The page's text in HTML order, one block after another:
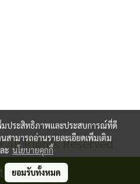
นตะกร้าสินค้า
Rights Reserved
นี้
มประสิทธิภาพและประสบการณ์ที่ดี
สามารถอ่านรายละเอียดเพิ่มเติม
ะนโยบายคุกกี้
ยอมรับทั้งหมด